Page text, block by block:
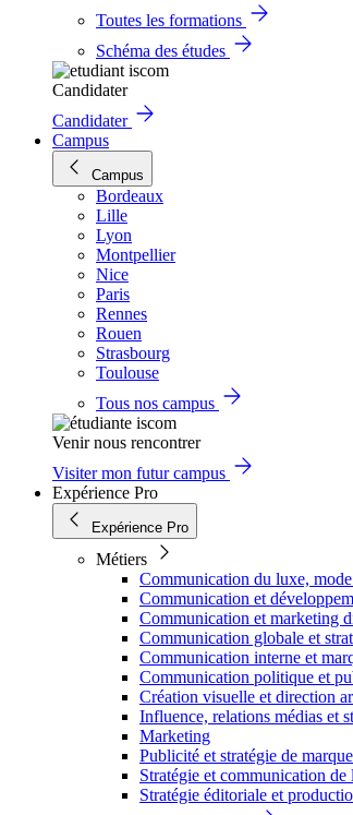
Toutes les formations
Schéma des études
Candidater
Candidater
Campus
Campus
Bordeaux
Lille
Lyon
Montpellier
Nice
Paris
Rennes
Rouen
Strasbourg
Toulouse
Tous nos campus
Venir nous rencontrer
Visiter mon futur campus
Expérience Pro
Expérience Pro
Métiers
Communication du luxe,
Communication et
Communication et marketing
Communication globale et
Communication interne et
Communication politique et
Création visuelle et direction
Influence, relations médias et
Marketing
Publicité et stratégie de marque
Stratégie et communication de
Stratégie éditoriale et